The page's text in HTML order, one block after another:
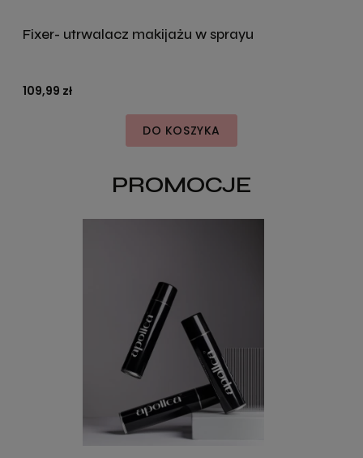
Fixer- utrwalacz makijażu w sprayu
109,99 zł
DO KOSZYKA
PROMOCJE